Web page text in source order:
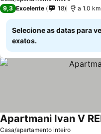
9,3 Excelente 18 a 1.0
Selecione as datas para
exatos.
Casa/apartamento inteiro
Apartmani Ivan V